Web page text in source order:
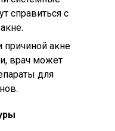
справиться с
причиной акне
врач может
для